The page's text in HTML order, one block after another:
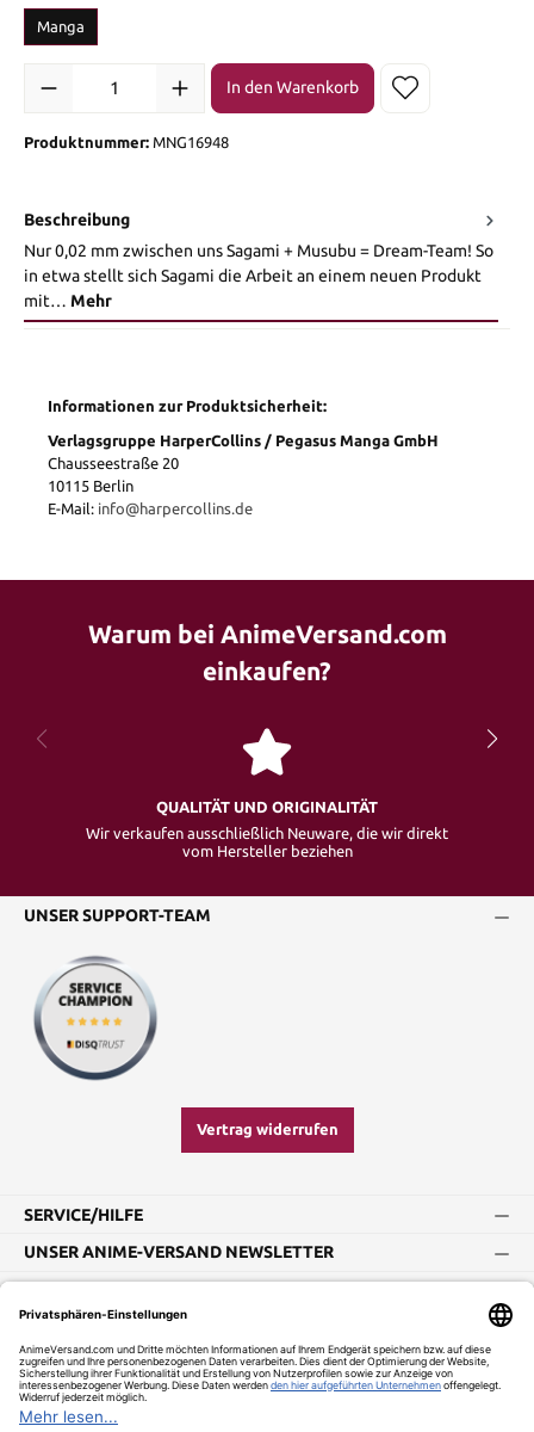
Manga
Produkt Anzahl: Gib den gewünschten Wert ein oder benutze die
In den Warenkorb
Produktnummer: MNG16948
Beschreibung
Nur 0,02 mm zwischen uns Sagami + Musubu = Dream-Team! So
in etwa stellt sich Sagami die Arbeit an einem neuen Produkt
mit… Mehr
Informationen zur Produktsicherheit:
Verlagsgruppe HarperCollins / Pegasus Manga GmbH
Chausseestraße 20
10115 Berlin
E-Mail: info@harpercollins.de
Warum bei AnimeVersand.com
einkaufen?
QUALITÄT UND ORIGINALITÄT
Wir verkaufen ausschließlich Neuware, die wir direkt
vom Hersteller beziehen
UNSER SUPPORT-TEAM
Vertrag widerrufen
SERVICE/HILFE
UNSER ANIME-VERSAND NEWSLETTER
Impressum